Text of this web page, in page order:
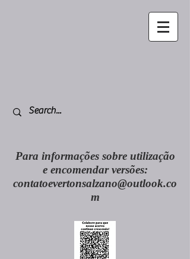
Para informações sobre utilização
e encomendar versões:
contatoevertonsalzano@outlook.co
m